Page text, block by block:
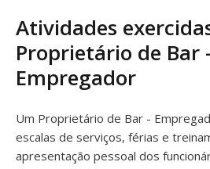
Atividades
Proprietário de Bar
Empregador
Um Proprietário de Bar -
escalas de serviços, férias e
apresentação pessoal dos